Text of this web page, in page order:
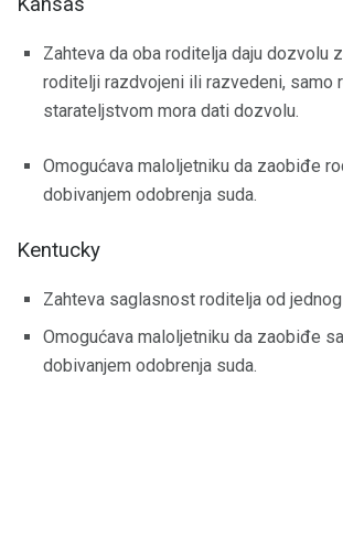
Zahteva da oba roditelja daju dozvolu
roditelji razdvojeni ili razvedeni, samo
starateljstvom mora dati dozvolu.
Omogućava maloljetniku da zaobiđe
dobivanjem odobrenja suda.
Kentucky
Zahteva saglasnost roditelja od
Omogućava maloljetniku da zaobiđe
dobivanjem odobrenja suda.